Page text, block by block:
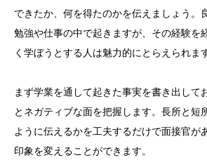
できたか、何を得たのかを伝えましょう。
勉強や仕事の中で起きますが、その経験を
く学ぼうとする人は魅力的にとらえられま
まず学業を通して起きた事実を書き出して
とネガティブな面を把握します。長所と短
ように伝えるかを工夫するだけで面接官が
印象を変えることができます。